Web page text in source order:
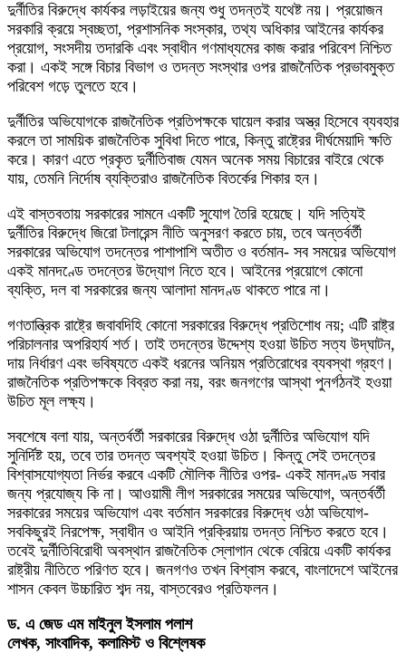
দুর্নীতির বিরুদ্ধে কার্যকর লড়াইয়ের জন্য শুধু তদন্তই যথেষ্ট নয়। প্রয়োজন
সরকারি ক্রয়ে স্বচ্ছতা, প্রশাসনিক সংস্কার, তথ্য অধিকার আইনের কার্যকর
প্রয়োগ, সংসদীয় তদারকি এবং স্বাধীন গণমাধ্যমের কাজ করার পরিবেশ নিশ্চিত
করা। একই সঙ্গে বিচার বিভাগ ও তদন্ত সংস্থার ওপর রাজনৈতিক প্রভাবমুক্ত
পরিবেশ গড়ে তুলতে হবে।
দুর্নীতির অভিযোগকে রাজনৈতিক প্রতিপক্ষকে ঘায়েল করার অস্ত্র হিসেবে ব্যবহার
করলে তা সাময়িক রাজনৈতিক সুবিধা দিতে পারে, কিন্তু রাষ্ট্রের দীর্ঘমেয়াদি ক্ষতি
করে। কারণ এতে প্রকৃত দুর্নীতিবাজ যেমন অনেক সময় বিচারের বাইরে থেকে
যায়, তেমনি নির্দোষ ব্যক্তিরাও রাজনৈতিক বিতর্কের শিকার হন।
এই বাস্তবতায় সরকারের সামনে একটি সুযোগ তৈরি হয়েছে। যদি সত্যিই
দুর্নীতির বিরুদ্ধে জিরো টলারেন্স নীতি অনুসরণ করতে চায়, তবে অন্তর্বর্তী
সরকারের অভিযোগ তদন্তের পাশাপাশি অতীত ও বর্তমান- সব সময়ের অভিযোগ
একই মানদণ্ডে তদন্তের উদ্যোগ নিতে হবে। আইনের প্রয়োগে কোনো
ব্যক্তি, দল বা সরকারের জন্য আলাদা মানদণ্ড থাকতে পারে না।
গণতান্ত্রিক রাষ্ট্রে জবাবদিহি কোনো সরকারের বিরুদ্ধে প্রতিশোধ নয়; এটি রাষ্ট্র
পরিচালনার অপরিহার্য শর্ত। তাই তদন্তের উদ্দেশ্য হওয়া উচিত সত্য উদ্‌ঘাটন,
দায় নির্ধারণ এবং ভবিষ্যতে একই ধরনের অনিয়ম প্রতিরোধের ব্যবস্থা গ্রহণ।
রাজনৈতিক প্রতিপক্ষকে বিব্রত করা নয়, বরং জনগণের আস্থা পুনর্গঠনই হওয়া
উচিত মূল লক্ষ্য।
সবশেষে বলা যায়, অন্তর্বর্তী সরকারের বিরুদ্ধে ওঠা দুর্নীতির অভিযোগ যদি
সুনির্দিষ্ট হয়, তবে তার তদন্ত অবশ্যই হওয়া উচিত। কিন্তু সেই তদন্তের
বিশ্বাসযোগ্যতা নির্ভর করবে একটি মৌলিক নীতির ওপর- একই মানদণ্ড সবার
জন্য প্রযোজ্য কি না। আওয়ামী লীগ সরকারের সময়ের অভিযোগ, অন্তর্বর্তী
সরকারের সময়ের অভিযোগ এবং বর্তমান সরকারের বিরুদ্ধে ওঠা অভিযোগ-
সবকিছুরই নিরপেক্ষ, স্বাধীন ও আইনি প্রক্রিয়ায় তদন্ত নিশ্চিত করতে হবে।
তবেই দুর্নীতিবিরোধী অবস্থান রাজনৈতিক স্লোগান থেকে বেরিয়ে একটি কার্যকর
রাষ্ট্রীয় নীতিতে পরিণত হবে। জনগণও তখন বিশ্বাস করবে, বাংলাদেশে আইনের
শাসন কেবল উচ্চারিত শব্দ নয়, বাস্তবেরও প্রতিফলন।
ড. এ জেড এম মাইনুল ইসলাম পলাশ
লেখক, সাংবাদিক, কলামিস্ট ও বিশ্লেষক